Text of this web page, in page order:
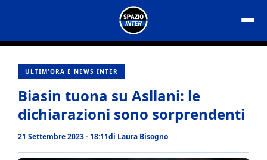
contenuto
ULTIM'ORA E NEWS INTER
Biasin tuona su Asllani: le
dichiarazioni sono sorprendenti
21 Settembre 2023 - 18:11di Laura Bisogno